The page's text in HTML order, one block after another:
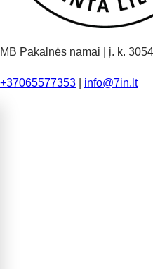
MB Pakalnės namai | į. k.
+37065577353 info@7in.lt